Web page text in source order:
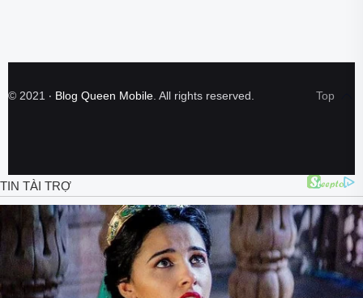
© 2021 ‧ Blog Queen Mobile. All rights reserved.